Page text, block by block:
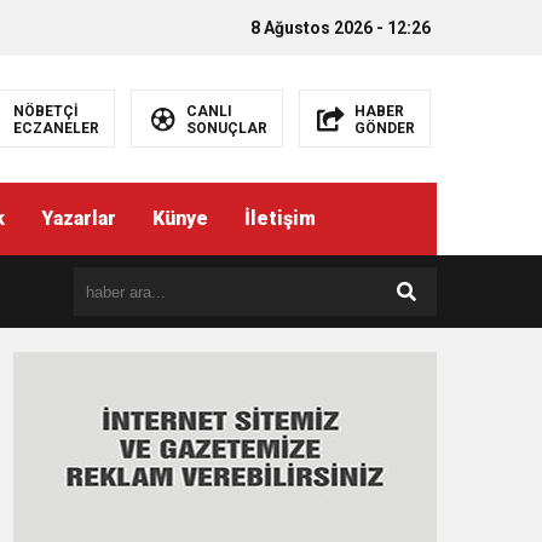
8 Ağustos 2026 - 12:26
NÖBETÇİ
ECZANELER
CANLI
SONUÇLAR
HABER
GÖNDER
Yazarlar Künye İletişim